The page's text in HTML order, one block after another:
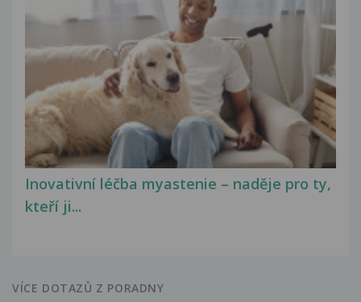
Inovativní léčba myastenie – naděje pro ty,
kteří ji...
VÍCE DOTAZŮ Z PORADNY